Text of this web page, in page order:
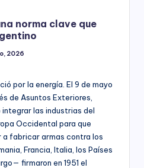
norma clave que
2026
por la energía. El 9 de mayo
de Asuntos Exteriores,
integrar las industrias del
Occidental para que
a fabricar armas contra los
Francia, Italia, los Países
firmaron en 1951 el